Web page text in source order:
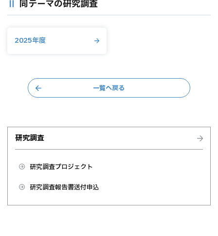
研究調査
研究調査プロジェクト
研究調査報告書送付申込
同テーマの研究調査
2025年度
一覧へ戻る